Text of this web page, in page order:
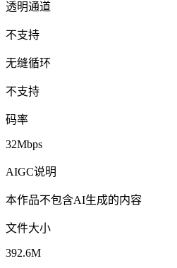
透明通道
不支持
无缝循环
不支持
码率
32Mbps
AIGC说明
本作品不包含AI生成的内容
文件大小
392.6M